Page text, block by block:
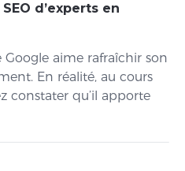
d’experts en
Google aime rafraîchir son
En réalité, au cours
constater qu’il apporte